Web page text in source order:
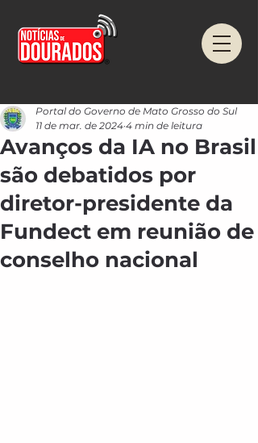
Avanços da IA no Brasil
são debatidos por
diretor-presidente da
Fundect em reunião de
conselho nacional
Portal do Governo de Mato Grosso do Sul
11 de mar. de 2024 4 min de leitura